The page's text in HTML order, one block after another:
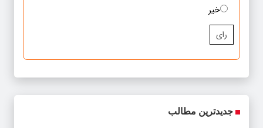
خیر
رای
جدیدترین مطالب